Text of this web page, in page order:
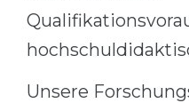
Unsere